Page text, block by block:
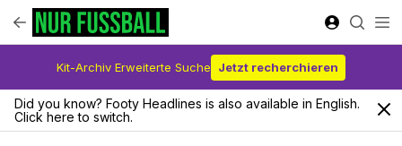
Kit-Archiv Erweiterte Suche Jetzt recherchieren
Did you know? Footy Headlines is also available in English.
Click here to switch.